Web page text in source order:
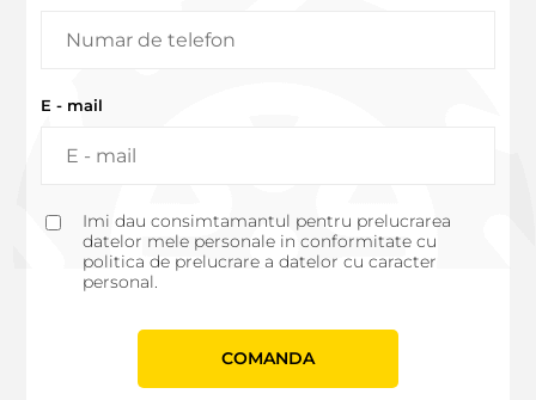
E - mail
Imi dau consimtamantul pentru prelucrarea
datelor mele personale in conformitate cu
politica de prelucrare a datelor cu caracter
personal.
СOMANDA